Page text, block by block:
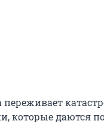
которые даются